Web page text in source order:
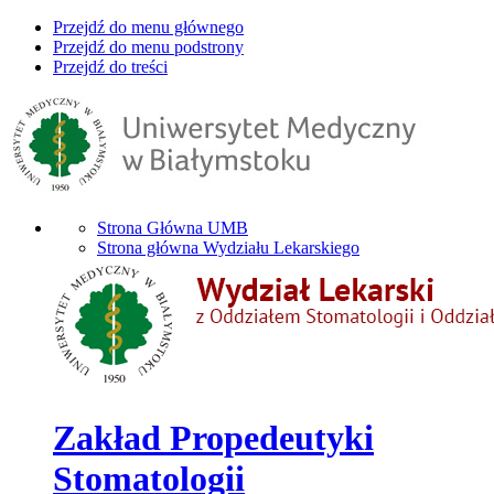
Przejdź do menu głównego
Przejdź do menu podstrony
Przejdź do treści
Strona Główna UMB
Strona główna Wydziału Lekarskiego
Zakład Propedeutyki
Stomatologii